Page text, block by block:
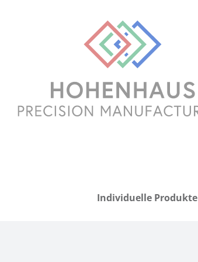
Individuelle Produkte